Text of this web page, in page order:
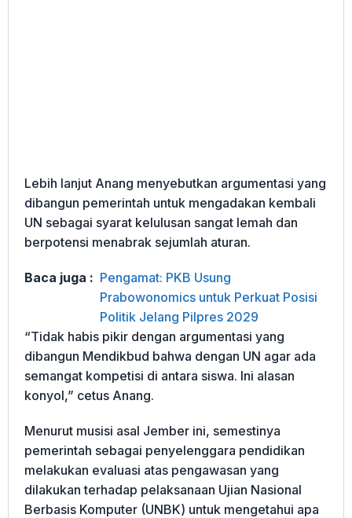
Lebih lanjut Anang menyebutkan argumentasi yang
dibangun pemerintah untuk mengadakan kembali
UN sebagai syarat kelulusan sangat lemah dan
berpotensi menabrak sejumlah aturan.
Baca juga : Pengamat: PKB Usung
Prabowonomics untuk Perkuat Posisi
Politik Jelang Pilpres 2029
“Tidak habis pikir dengan argumentasi yang
dibangun Mendikbud bahwa dengan UN agar ada
semangat kompetisi di antara siswa. Ini alasan
konyol,” cetus Anang.
Menurut musisi asal Jember ini, semestinya
pemerintah sebagai penyelenggara pendidikan
melakukan evaluasi atas pengawasan yang
dilakukan terhadap pelaksanaan Ujian Nasional
Berbasis Komputer (UNBK) untuk mengetahui apa